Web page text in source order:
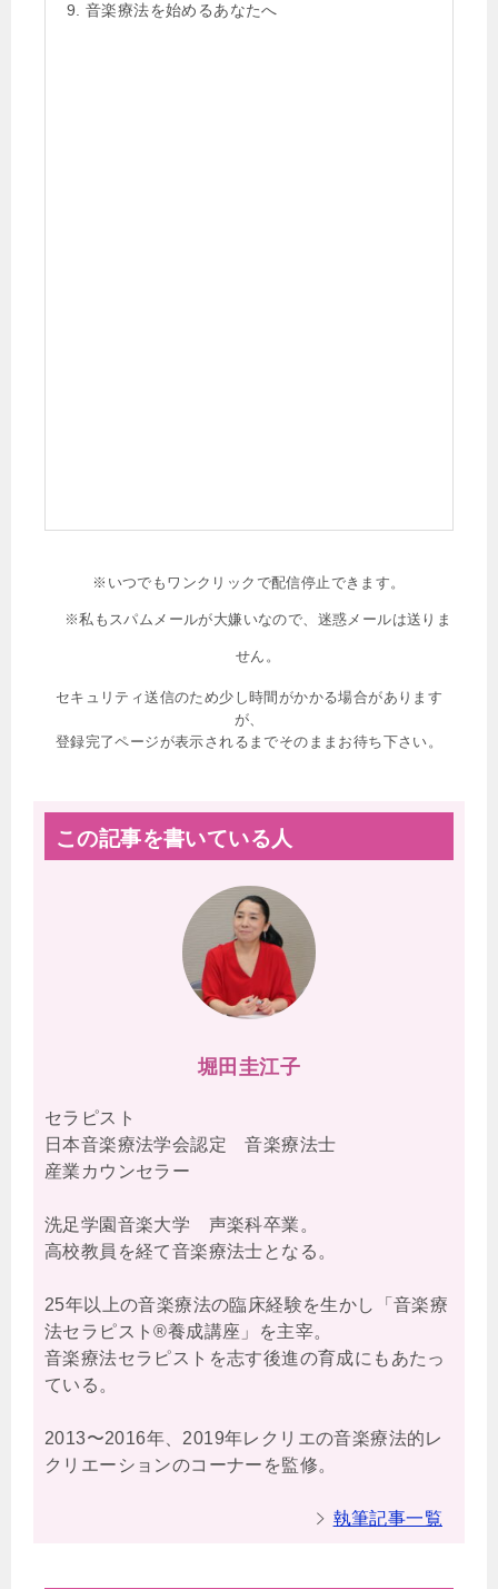
音楽療法を始めるあなたへ
※いつでもワンクリックで配信停止できます。
※私もスパムメールが大嫌いなので、迷惑メールは送りま
せん。
セキュリティ送信のため少し時間がかかる場合があります
が、
登録完了ページが表示されるまでそのままお待ち下さい。
この記事を書いている人
堀田圭江子
セラピスト
日本音楽療法学会認定 音楽療法士
産業カウンセラー
洗足学園音楽大学 声楽科卒業。
高校教員を経て音楽療法士となる。
25年以上の音楽療法の臨床経験を生かし「音楽療
法セラピスト®養成講座」を主宰。
音楽療法セラピストを志す後進の育成にもあたっ
ている。
2013〜2016年、2019年レクリエの音楽療法的レ
クリエーションのコーナーを監修。
執筆記事一覧